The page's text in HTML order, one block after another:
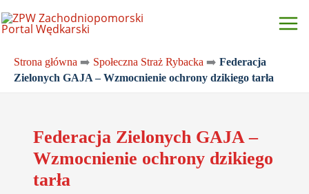
do
Strona główna ➡️ Społeczna Straż Rybacka ➡️ Federacja
Zielonych GAJA – Wzmocnienie ochrony dzikiego tarła
Federacja Zielonych GAJA –
Wzmocnienie ochrony dzikiego
tarła